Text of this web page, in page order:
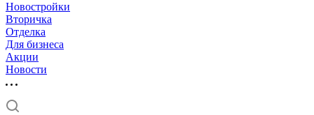
Новостройки
Вторичка
Отделка
Для бизнеса
Акции
Новости